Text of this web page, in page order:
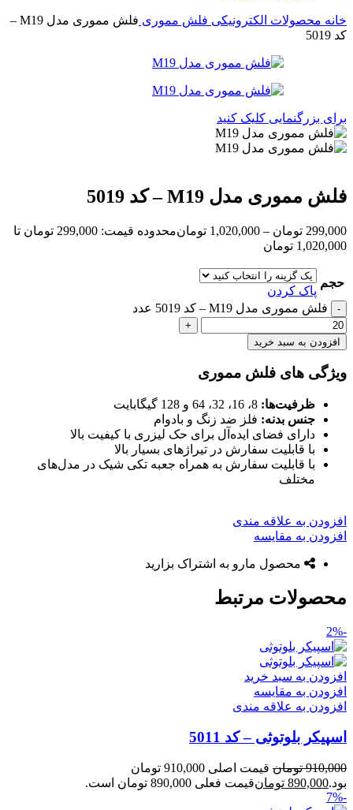
خانه محصولات الکترونیکی فلش مموری
فلش مموری مدل M19 –
کد 5019
برای بزرگنمایی کلیک کنید
فلش مموری مدل M19 – کد 5019
299,000 تومان –
1,020,000 تومان
محدوده قیمت: 299,000 تومان تا
1,020,000 تومان
حجم
پاک کردن
فلش مموری مدل M19 – کد 5019 عدد
افزودن به سبد خرید
ویژگی های فلش مموری
ظرفیت‌ها: 8، 16، 32، 64 و 128 گیگابایت
جنس بدنه: فلز ضد زنگ و بادوام
دارای فضای ایده‌آل برای حک لیزری با کیفیت بالا
با قابلیت سفارش در تیراژهای بسیار بالا
با قابلیت سفارش به همراه جعبه تکی شیک در مدل‌های
مختلف
افزودن به علاقه مندی
افزودن به مقایسه
محصول مارو به اشتراک بزارید
محصولات مرتبط
-2%
افزودن به سبد خرید
افزودن به مقایسه
افزودن به علاقه مندی
اسپیکر بلوتوثی – کد 5011
910,000 تومان
قیمت اصلی 910,000 تومان
بود.890,000 تومانقیمت فعلی 890,000 تومان است.
-7%